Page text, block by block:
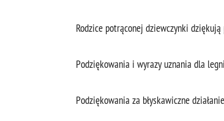
Rodzice potrąconej dziewczynki
Podziękowania i wyrazy uznania dla
Podziękowania za błyskawiczne